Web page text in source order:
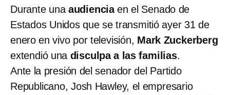
Durante una audienciaen el Senado de
Estados Unidos que se transmitió ayer 31 de
enero en vivo por televisión, Mark Zuckerberg
extendió una disculpa a las familias.
Ante la presión del senador del Partido
Republicano, Josh Hawley, el empresario